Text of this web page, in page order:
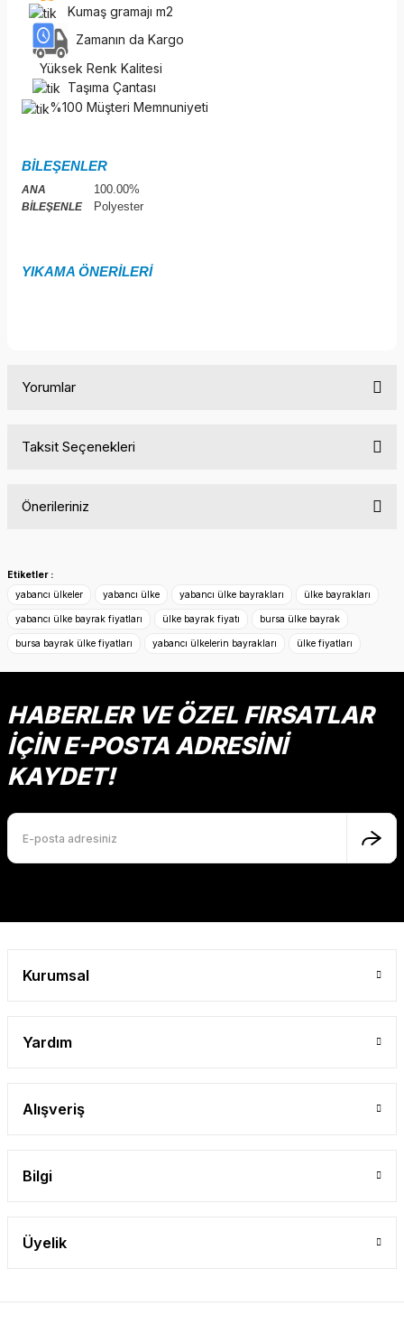
Kumaş gramajı m2
Zamanın da Kargo
Yüksek Renk Kalitesi
Taşıma Çantası
%100 Müşteri Memnuniyeti
BİLEŞENLER
ANA
BİLEŞENLE
100.00%
Polyester
YIKAMA ÖNERİLERİ
Yorumlar
Taksit Seçenekleri
Önerileriniz
konularda yetersiz gördüğünüz noktaları öneri formunu
Görüş ve önerileriniz için teşekkür ederiz.
Ürün resmi kalitesiz, bozuk veya görüntülenemiyor.
Ürün açıklamasında eksik bilgiler bulunuyor.
Ürün bilgilerinde hatalar bulunuyor.
Ürün fiyatı diğer sitelerden daha pahalı.
Bu ürüne benzer farklı alternatifler olmalı.
Etiketler :
yabancı ülkeler
yabancı ülke yabancı ülke bayrakları ülke bayrakları
yabancı ülke bayrak fiyatları ülke bayrak fiyatı bursa ülke bayrak
bursa bayrak ülke fiyatları yabancı ülkelerin bayrakları ülke fiyatları
HABERLER VE ÖZEL FIRSATLAR
İÇİN E-POSTA ADRESİNİ
KAYDET!
Kurumsal
Yardım
Alışveriş
Bilgi
Üyelik